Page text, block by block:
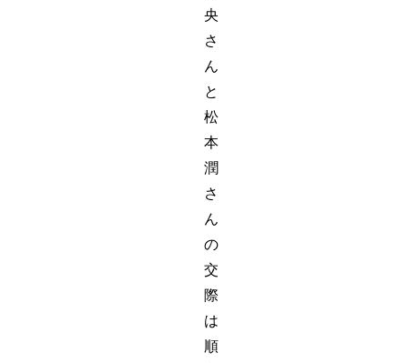
央
さ
ん
と
松
本
潤
さ
ん
の
交
際
は
順